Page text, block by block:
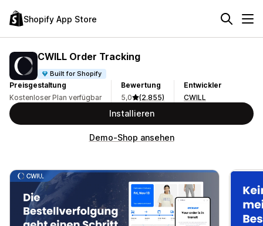
Shopify App Store
CWILL Order Tracking
Built for Shopify
Preisgestaltung
Kostenloser Plan verfügbar
Bewertung
5,0
(2.855)
Entwickler
CWILL
Installieren
Demo-Shop ansehen